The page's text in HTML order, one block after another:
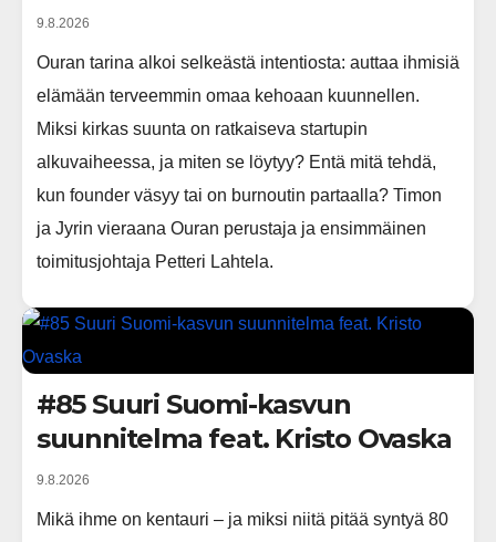
9.8.2026
Ouran tarina alkoi selkeästä intentiosta: auttaa ihmisiä
elämään terveemmin omaa kehoaan kuunnellen.
Miksi kirkas suunta on ratkaiseva startupin
alkuvaiheessa, ja miten se löytyy? Entä mitä tehdä,
kun founder väsyy tai on burnoutin partaalla? Timon
ja Jyrin vieraana Ouran perustaja ja ensimmäinen
toimitusjohtaja Petteri Lahtela.
#85 Suuri Suomi-kasvun
suunnitelma feat. Kristo Ovaska
9.8.2026
Mikä ihme on kentauri – ja miksi niitä pitää syntyä 80